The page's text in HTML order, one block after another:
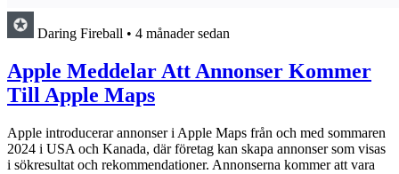
Daring Fireball • 4 månader sedan
Apple Meddelar Att Annonser Kommer
Till Apple Maps
Apple introducerar annonser i Apple Maps från och med sommaren
2024 i USA och Kanada, där företag kan skapa annonser som visas
i sökresultat och rekommendationer. Annonserna kommer att vara